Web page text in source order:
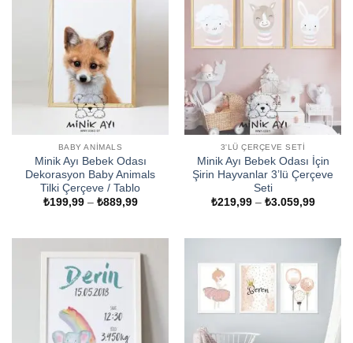
BABY ANIMALS
Minik Ayı Bebek Odası
Dekorasyon Baby Animals
Tilki Çerçeve / Tablo
₺199,99 – ₺889,99Fiyat
3'LÜ ÇERÇEVE SETI
Minik Ayı Bebek Odası İçin
Şirin Hayvanlar 3’lü Çerçeve
Seti
₺219,99 – ₺3.059,99Fiyat